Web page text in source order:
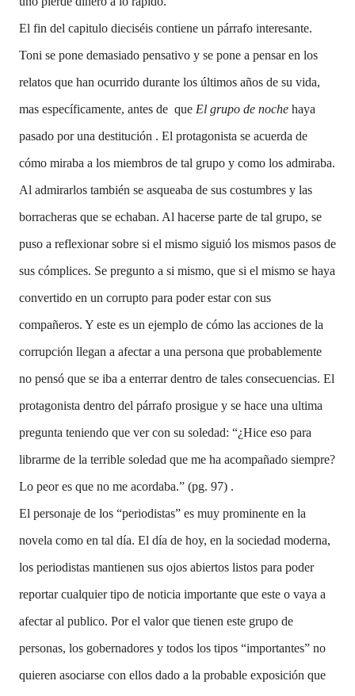
El fin del capitulo dieciséis contiene un párrafo interesante.
Toni se pone demasiado pensativo y se pone a pensar en los
relatos que han ocurrido durante los últimos años de su vida,
mas específicamente, antes de que El grupo de noche haya
pasado por una destitución . El protagonista se acuerda de
cómo miraba a los miembros de tal grupo y como los admiraba.
Al admirarlos también se asqueaba de sus costumbres y las
borracheras que se echaban. Al hacerse parte de tal grupo, se
puso a reflexionar sobre si el mismo siguió los mismos pasos de
sus cómplices. Se pregunto a si mismo, que si el mismo se haya
convertido en un corrupto para poder estar con sus
compañeros. Y este es un ejemplo de cómo las acciones de la
corrupción llegan a afectar a una persona que probablemente
no pensó que se iba a enterrar dentro de tales consecuencias. El
protagonista dentro del párrafo prosigue y se hace una ultima
pregunta teniendo que ver con su soledad: “¿Hice eso para
librarme de la terrible soledad que me ha acompañado siempre?
Lo peor es que no me acordaba.” (pg. 97) .
El personaje de los “periodistas” es muy prominente en la
novela como en tal día. El día de hoy, en la sociedad moderna,
los periodistas mantienen sus ojos abiertos listos para poder
reportar cualquier tipo de noticia importante que este o vaya a
afectar al publico. Por el valor que tienen este grupo de
personas, los gobernadores y todos los tipos “importantes” no
quieren asociarse con ellos dado a la probable exposición que